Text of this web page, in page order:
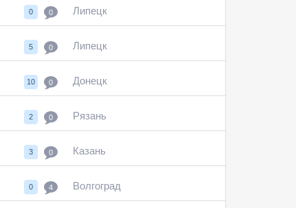
0 0 Липецк
5 0 Липецк
10 0 Донецк
2 0 Рязань
3 0 Казань
0 4 Волгоград